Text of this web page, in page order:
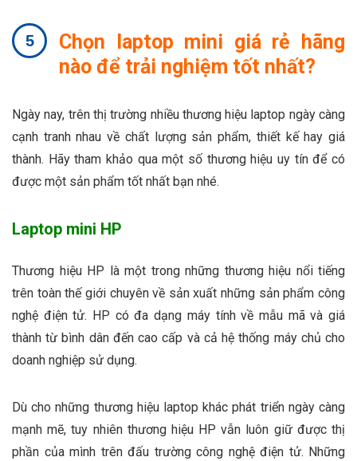
Chọn laptop mini giá rẻ hãng
nào để trải nghiệm tốt nhất?
Ngày nay, trên thị trường nhiều thương hiệu laptop ngày càng
cạnh tranh nhau về chất lượng sản phẩm, thiết kế hay giá
thành. Hãy tham khảo qua một số thương hiệu uy tín để có
được một sản phẩm tốt nhất bạn nhé.
Laptop mini HP
Thương hiệu HP là một trong những thương hiệu nổi tiếng
trên toàn thế giới chuyên về sản xuất những sản phẩm công
nghệ điện tử. HP có đa dạng máy tính về mẫu mã và giá
thành từ bình dân đến cao cấp và cả hệ thống máy chủ cho
doanh nghiệp sử dụng.
Dù cho những thương hiệu laptop khác phát triển ngày càng
mạnh mẽ, tuy nhiên thương hiệu HP vẫn luôn giữ được thị
phần của mình trên đấu trường công nghệ điện tử. Những